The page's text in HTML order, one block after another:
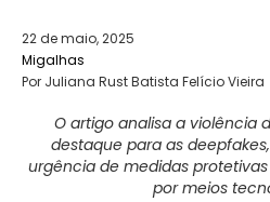
22 de maio, 2025
Migalhas
Por Juliana Rust Batista Felício Vieira
O artigo analisa a violência
destaque para as
urgência de medidas
por meios